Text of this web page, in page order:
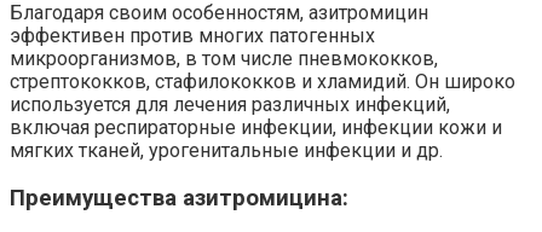
Благодаря своим особенностям, азитромицин
эффективен против многих патогенных
микроорганизмов, в том числе пневмококков,
стрептококков, стафилококков и хламидий. Он широко
используется для лечения различных инфекций,
включая респираторные инфекции, инфекции кожи и
мягких тканей, урогенитальные инфекции и др.
Преимущества азитромицина: